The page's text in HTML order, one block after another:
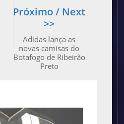
Próximo / Next
>>
Adidas lança as
novas camisas do
Botafogo de Ribeirão
Preto